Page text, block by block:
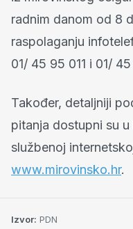
radnim danom od 8
raspolaganju
01/ 45 95 011 i 01/
Također, detaljniji
pitanja dostupni su
službenoj
www.mirovinsko.hr.
Izvor: PDN